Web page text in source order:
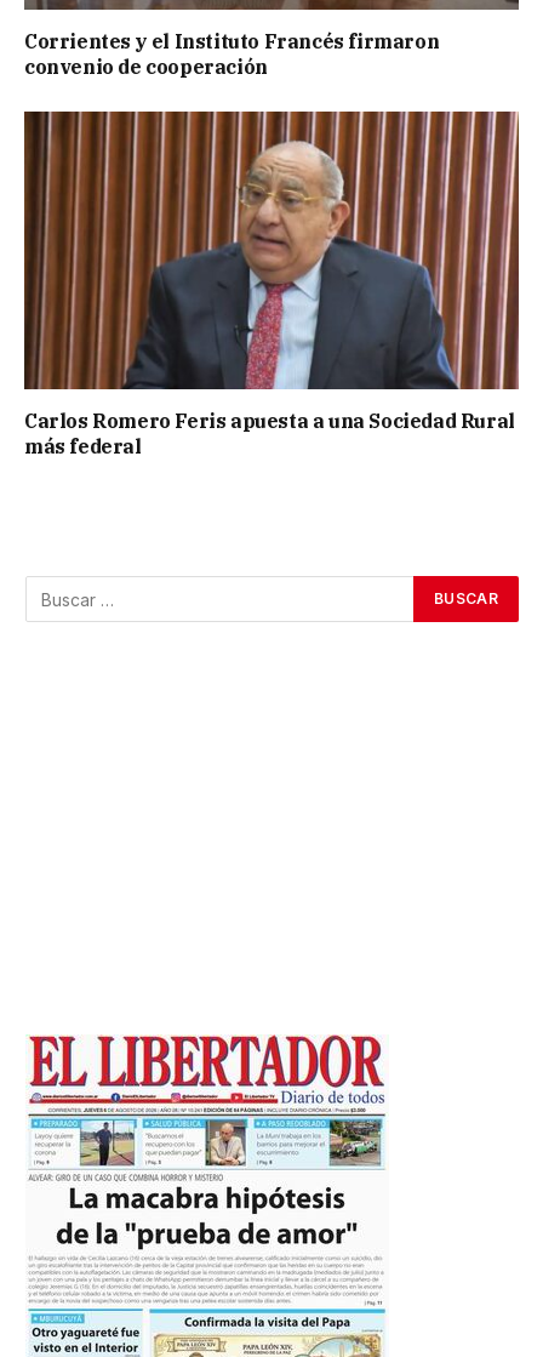
Corrientes y el Instituto Francés firmaron
convenio de cooperación
Carlos Romero Feris apuesta a una Sociedad Rural
más federal